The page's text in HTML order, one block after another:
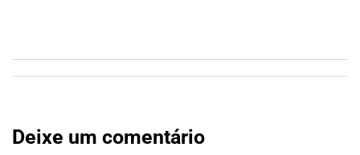
Deixe um comentário